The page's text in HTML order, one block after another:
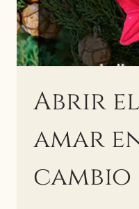
Abrir
amar
cambio